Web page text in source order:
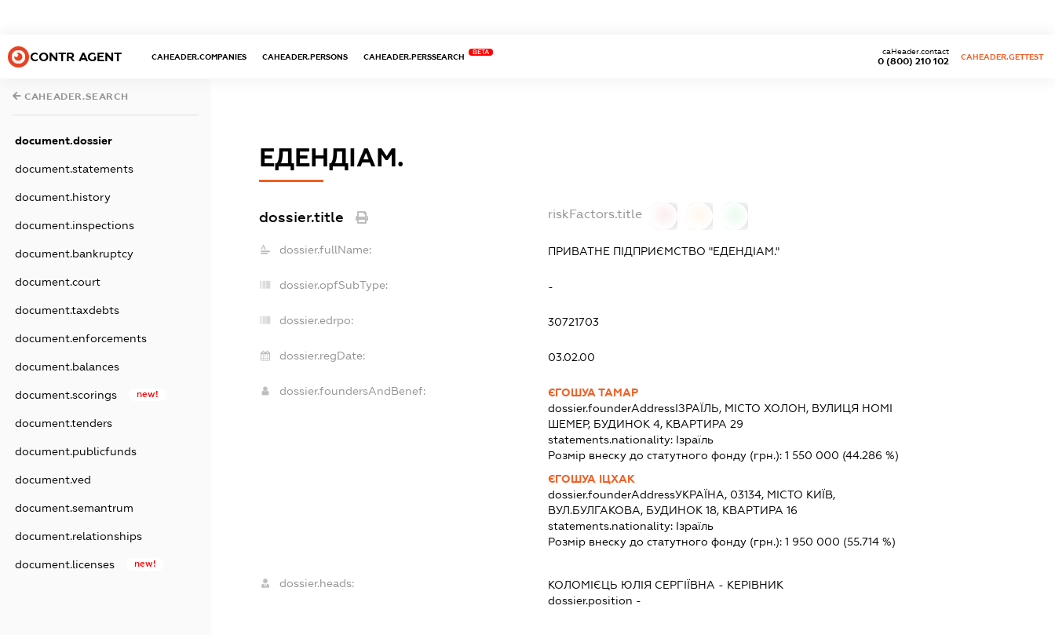
CONTR AGENT CAHEADER.COMPANIES CAHEADER.PERSONS CAHEADER.PERSSEARCH
BETA
0 (800) 210 102
caHeader.contact
CAHEADER.GETTEST
CAHEADER.SEARCH
document.dossier
document.statements
document.history
document.inspections
document.bankruptcy
document.court
document.taxdebts
document.enforcements
document.balances
document.scorings new!
document.tenders
document.publicfunds
document.ved
document.semantrum
document.relationships
document.licenses new!
ЕДЕНДІАМ.
dossier.title riskFactors.title
dossier.fullName: ПРИВАТНЕ ПІДПРИЄМСТВО "ЕДЕНДІАМ."
dossier.opfSubType: -
dossier.edrpo: 30721703
dossier.regDate: 03.02.00
dossier.foundersAndBenef:
ЄГОШУА ТАМАР
dossier.founderAddressІЗРАЇЛЬ, МІСТО ХОЛОН, ВУЛИЦЯ НОМІ
ШЕМЕР, БУДИНОК 4, КВАРТИРА 29
statements.nationality: Ізраїль
Розмір внеску до статутного фонду (грн.):1 550 000 (44.286 %)
ЄГОШУА ІЦХАК
dossier.founderAddressУКРАЇНА, 03134, МІСТО КИЇВ,
ВУЛ.БУЛГАКОВА, БУДИНОК 18, КВАРТИРА 16
statements.nationality: Ізраїль
Розмір внеску до статутного фонду (грн.):1 950 000 (55.714 %)
dossier.heads: КОЛОМІЄЦЬ ЮЛІЯ СЕРГІЇВНА - КЕРІВНИК
dossier.position -